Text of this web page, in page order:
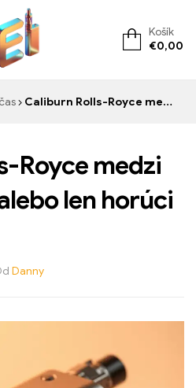
Košík
€0,00
Caliburn Rolls-Royce medzi vaporizérmi alebo len horúci vzduch?
Royce medzi
len horúci
Danny